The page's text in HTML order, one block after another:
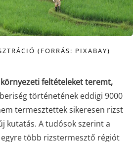
(FORRÁS: PIXABAY)
feltételeket teremt,
történetének eddigi 9000
termesztettek sikeresen rizst
kutatás. A tudósok szerint a
több rizstermesztő régiót